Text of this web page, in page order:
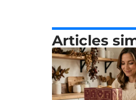
Articles